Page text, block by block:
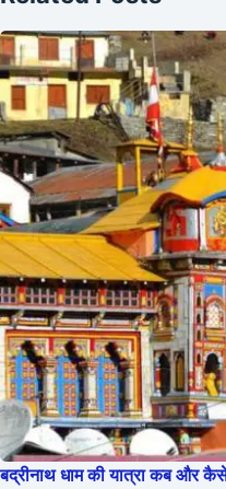
बद्रीनाथ धाम की यात्रा कब